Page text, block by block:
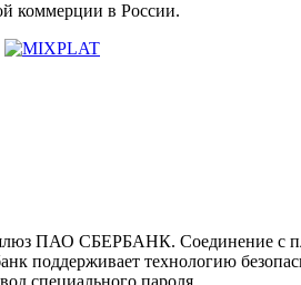
коммерции в России.
ПАО СБЕРБАНК. Соединение с
поддерживает технологию
специального пароля.